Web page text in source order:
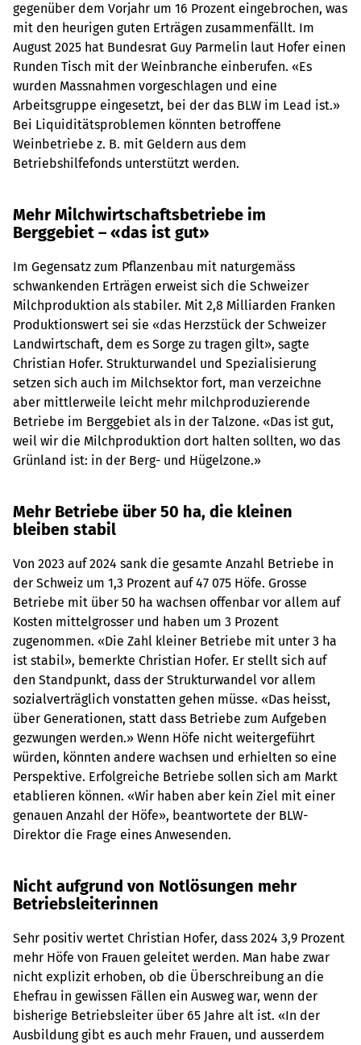
gegenüber dem Vorjahr um 16 Prozent eingebrochen, was
mit den heurigen guten Erträgen zusammenfällt. Im
August 2025 hat Bundesrat Guy Parmelin laut Hofer einen
Runden Tisch mit der Weinbranche einberufen. «Es
wurden Massnahmen vorgeschlagen und eine
Arbeitsgruppe eingesetzt, bei der das BLW im Lead ist.»
Bei Liquiditätsproblemen könnten betroffene
Weinbetriebe z. B. mit Geldern aus dem
Betriebshilfefonds unterstützt werden.
Mehr Milchwirtschaftsbetriebe im
Berggebiet – «das ist gut»
Im Gegensatz zum Pflanzenbau mit naturgemäss
schwankenden Erträgen erweist sich die Schweizer
Milchproduktion als stabiler. Mit 2,8 Milliarden Franken
Produktionswert sei sie «das Herzstück der Schweizer
Landwirtschaft, dem es Sorge zu tragen gilt», sagte
Christian Hofer. Strukturwandel und Spezialisierung
setzen sich auch im Milchsektor fort, man verzeichne
aber mittlerweile leicht mehr milchproduzierende
Betriebe im Berggebiet als in der Talzone. «Das ist gut,
weil wir die Milchproduktion dort halten sollten, wo das
Grünland ist: in der Berg- und Hügelzone.»
Mehr Betriebe über 50 ha, die kleinen
bleiben stabil
Von 2023 auf 2024 sank die gesamte Anzahl Betriebe in
der Schweiz um 1,3 Prozent auf 47 075 Höfe. Grosse
Betriebe mit über 50 ha wachsen offenbar vor allem auf
Kosten mittelgrosser und haben um 3 Prozent
zugenommen. «Die Zahl kleiner Betriebe mit unter 3 ha
ist stabil», bemerkte Christian Hofer. Er stellt sich auf
den Standpunkt, dass der Strukturwandel vor allem
sozialverträglich vonstatten gehen müsse. «Das heisst,
über Generationen, statt dass Betriebe zum Aufgeben
gezwungen werden.» Wenn Höfe nicht weitergeführt
würden, könnten andere wachsen und erhielten so eine
Perspektive. Erfolgreiche Betriebe sollen sich am Markt
etablieren können. «Wir haben aber kein Ziel mit einer
genauen Anzahl der Höfe», beantwortete der BLW-
Direktor die Frage eines Anwesenden.
Nicht aufgrund von Notlösungen mehr
Betriebsleiterinnen
Sehr positiv wertet Christian Hofer, dass 2024 3,9 Prozent
mehr Höfe von Frauen geleitet werden. Man habe zwar
nicht explizit erhoben, ob die Überschreibung an die
Ehefrau in gewissen Fällen ein Ausweg war, wenn der
bisherige Betriebsleiter über 65 Jahre alt ist. «In der
Ausbildung gibt es auch mehr Frauen, und ausserdem